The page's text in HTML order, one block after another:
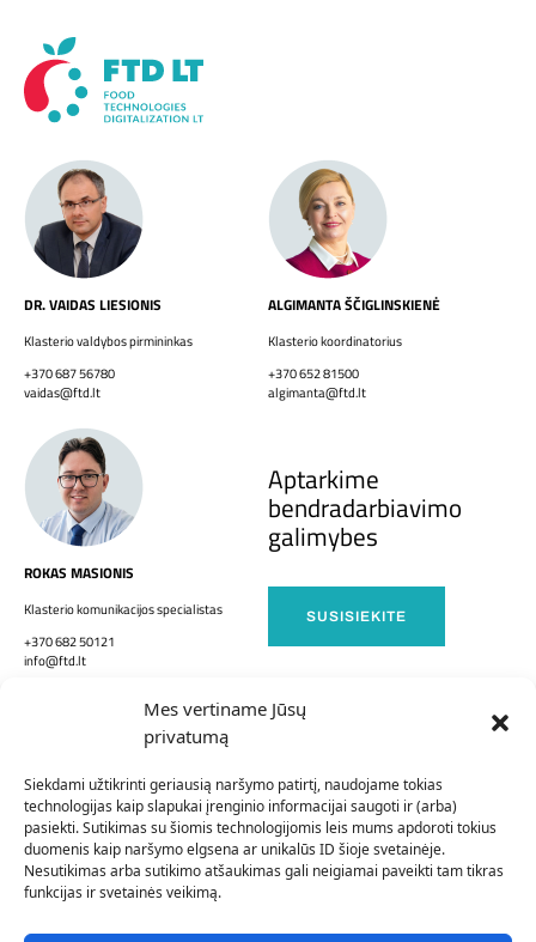
Mes vertiname Jūsų
privatumą
Siekdami užtikrinti geriausią naršymo patirtį, naudojame tokias
technologijas kaip slapukai įrenginio informacijai saugoti ir (arba)
pasiekti. Sutikimas su šiomis technologijomis leis mums apdoroti tokius
duomenis kaip naršymo elgsena ar unikalūs ID šioje svetainėje.
Nesutikimas arba sutikimo atšaukimas gali neigiamai paveikti tam tikras
funkcijas ir svetainės veikimą.
DR. VAIDAS LIESIONIS
Klasterio valdybos pirmininkas
+370 687 56780
vaidas@ftd.lt
ALGIMANTA ŠČIGLINSKIENĖ
Klasterio koordinatorius
+370 652 81500
algimanta@ftd.lt
ROKAS MASIONIS
Klasterio komunikacijos specialistas
+370 682 50121
info@ftd.lt
Aptarkime
bendradarbiavimo
galimybes
SUSISIEKITE
APIE MUS FTD LT NARIAI
TINKLAI